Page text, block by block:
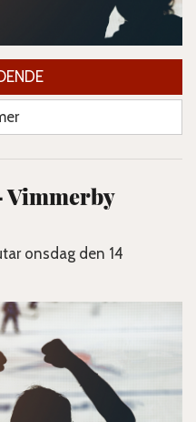
Vimmerby
onsdag den 14